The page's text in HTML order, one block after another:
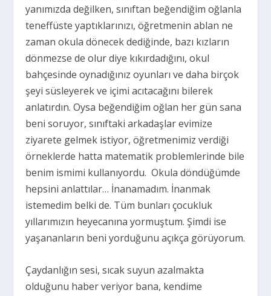
yanımızda değilken, sınıftan beğendiğim oğlanla
teneffüste yaptıklarınızı, öğretmenin ablan ne
zaman okula dönecek dediğinde, bazı kızların
dönmezse de olur diye kıkırdadığını, okul
bahçesinde oynadığınız oyunları ve daha birçok
şeyi süsleyerek ve içimi acıtacağını bilerek
anlatırdın. Oysa beğendiğim oğlan her gün sana
beni soruyor, sınıftaki arkadaşlar evimize
ziyarete gelmek istiyor, öğretmenimiz verdiği
örneklerde hatta matematik problemlerinde bile
benim ismimi kullanıyordu. Okula döndüğümde
hepsini anlattılar… İnanamadım. İnanmak
istemedim belki de. Tüm bunları çocukluk
yıllarımızın heyecanına yormuştum. Şimdi ise
yaşananların beni yorduğunu açıkça görüyorum.
Çaydanlığın sesi, sıcak suyun azalmakta
olduğunu haber veriyor bana, kendime